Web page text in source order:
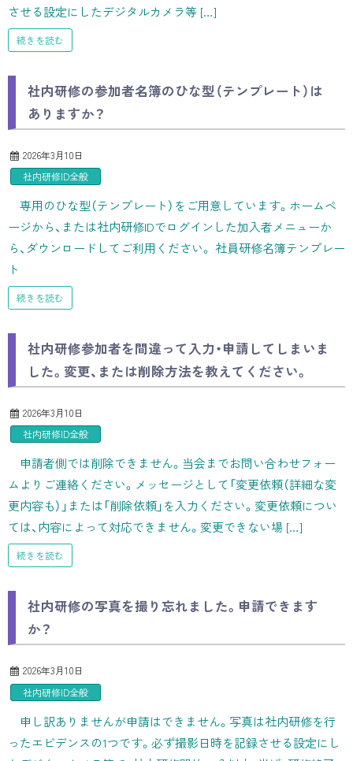
させる設定にしたデジタルカメラ等 […]
続きを読む
社内研修の参加者名簿のひな型（テンプレート）は
ありますか？
2026年3月10日
社内研修ID全般
専用のひな型（テンプレート）をご用意しています。ホームペ
ージから、または社内研修IDでログインした加入者メニューか
ら、ダウンロードしてご利用ください。 社員研修名簿テンプレー
ト
続きを読む
社内研修参加者を間違って入力・申請してしまいま
した。変更、または削除方法を教えてください。
2026年3月10日
社内研修ID全般
申請者側では削除できません。当会までお問い合わせフォー
ムよりご連絡ください。メッセージとして「変更依頼（詳細な変
更内容も）」または「削除依頼」を入力ください。変更依頼につい
ては、内容によって対応できません。変更できない場 […]
続きを読む
社内研修の写真を撮り忘れました。申請できます
か？
2026年3月10日
社内研修ID全般
申し訳ありませんが申請はできません。写真は社内研修を行
ったエビデンスの1つです。必ず撮影日時を記録させる設定にし